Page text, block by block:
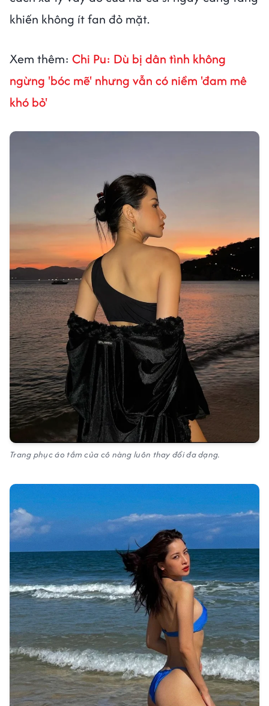
khiến không ít fan đỏ mặt.
Xem thêm: Chi Pu: Dù bị dân tình không
ngừng 'bóc mẽ' nhưng vẫn có niềm 'đam mê
khó bỏ'
Trang phục áo tắm của cô nàng luôn thay đổi đa dạng.